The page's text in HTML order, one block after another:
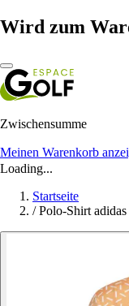
Wird zum
Zwischensumme
Meinen Warenkorb
Loading...
Startseite
/ Polo-Shirt